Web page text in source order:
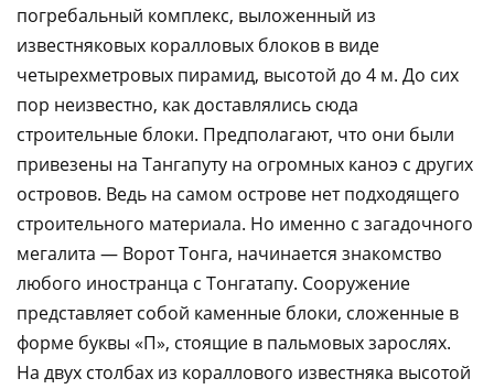
погребальный комплекс, выложенный из
известняковых коралловых блоков в виде
четырехметровых пирамид, высотой до 4 м. До сих
пор неизвестно, как доставлялись сюда
строительные блоки. Предполагают, что они были
привезены на Тангапуту на огромных каноэ с других
островов. Ведь на самом острове нет подходящего
строительного материала. Но именно с загадочного
мегалита — Ворот Тонга, начинается знакомство
любого иностранца с Тонгатапу. Сооружение
представляет собой каменные блоки, сложенные в
форме буквы «П», стоящие в пальмовых зарослях.
На двух столбах из кораллового известняка высотой